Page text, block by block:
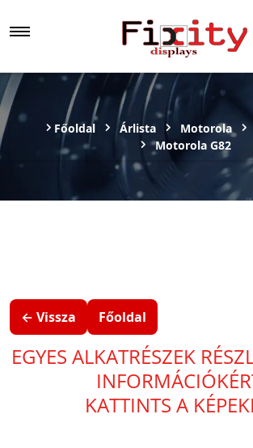
Főoldal Árlista Motorola
Motorola G82
← Vissza Főoldal
EGYES ALKATRÉSZEK
KATTINTS A